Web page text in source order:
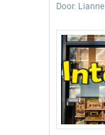
Door: Lianne